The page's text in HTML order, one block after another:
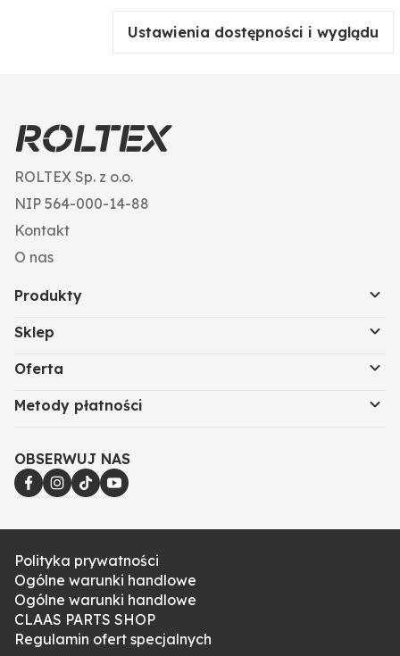
Ustawienia dostępności i wyglądu
ROLTEX Sp. z o.o.
NIP 564-000-14-88
Kontakt
O nas
Produkty
Sklep
Oferta
Metody płatności
OBSERWUJ NAS
Polityka prywatności
Ogólne warunki handlowe
Ogólne warunki handlowe
CLAAS PARTS SHOP
Regulamin ofert specjalnych